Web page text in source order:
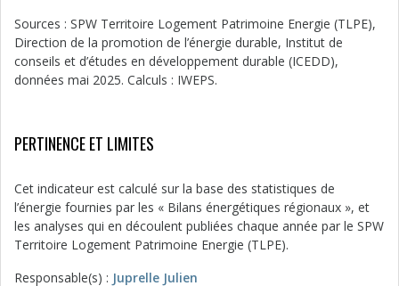
Sources : SPW Territoire Logement Patrimoine Energie (TLPE),
Direction de la promotion de l’énergie durable, Institut de
conseils et d’études en développement durable (ICEDD),
données mai 2025. Calculs : IWEPS.
PERTINENCE ET LIMITES
Cet indicateur est calculé sur la base des statistiques de
l’énergie fournies par les « Bilans énergétiques régionaux », et
les analyses qui en découlent publiées chaque année par le SPW
Territoire Logement Patrimoine Energie (TLPE).
Responsable(s) : Juprelle Julien